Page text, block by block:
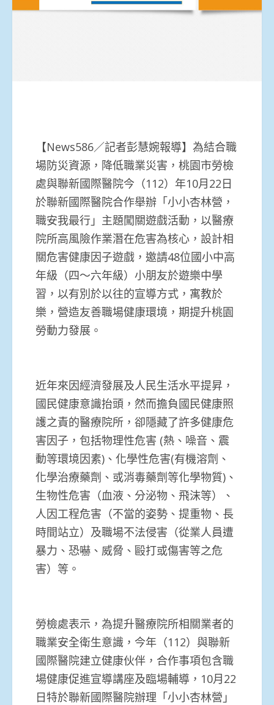
【News586／記者彭慧婉報導】為結合職
場防災資源，降低職業災害，桃園市勞檢
處與聯新國際醫院今（112）年10月22日
於聯新國際醫院合作舉辦「小小杏林營，
職安我最行」主題闖關遊戲活動，以醫療
院所高風險作業潛在危害為核心，設計相
關危害健康因子遊戲，邀請48位國小中高
年級（四〜六年級）小朋友於遊樂中學
習，以有別於以往的宣導方式，寓教於
樂，營造友善職場健康環境，期提升桃園
勞動力發展。
近年來因經濟發展及人民生活水平提昇，
國民健康意識抬頭，然而擔負國民健康照
護之責的醫療院所，卻隱藏了許多健康危
害因子，包括物理性危害 (熱、噪音、震
動等環境因素)、化學性危害(有機溶劑、
化學治療藥劑、或消毒藥劑等化學物質)、
生物性危害（血液、分泌物、飛沫等）、
人因工程危害（不當的姿勢、提重物、長
時間站立）及職場不法侵害（從業人員遭
暴力、恐嚇、威脅、毆打或傷害等之危
害）等。
勞檢處表示，為提升醫療院所相關業者的
職業安全衛生意識，今年（112）與聯新
國際醫院建立健康伙伴，合作事項包含職
場健康促進宣導講座及臨場輔導，10月22
日特於聯新國際醫院辦理「小小杏林營」